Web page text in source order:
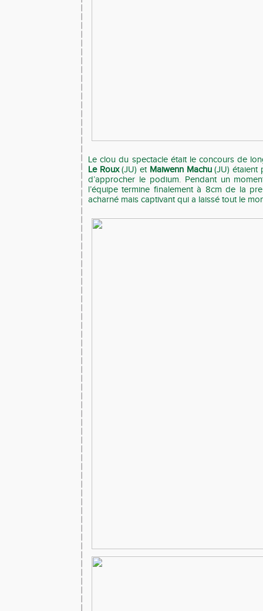
Le clou du spectacle était le concours de
Le Roux(JU) et Maiwenn Machu(JU) étaient
d’approcher le podium. Pendant un
l’équipe termine finalement à 8cm de la
acharné mais captivant qui a laissé tout le